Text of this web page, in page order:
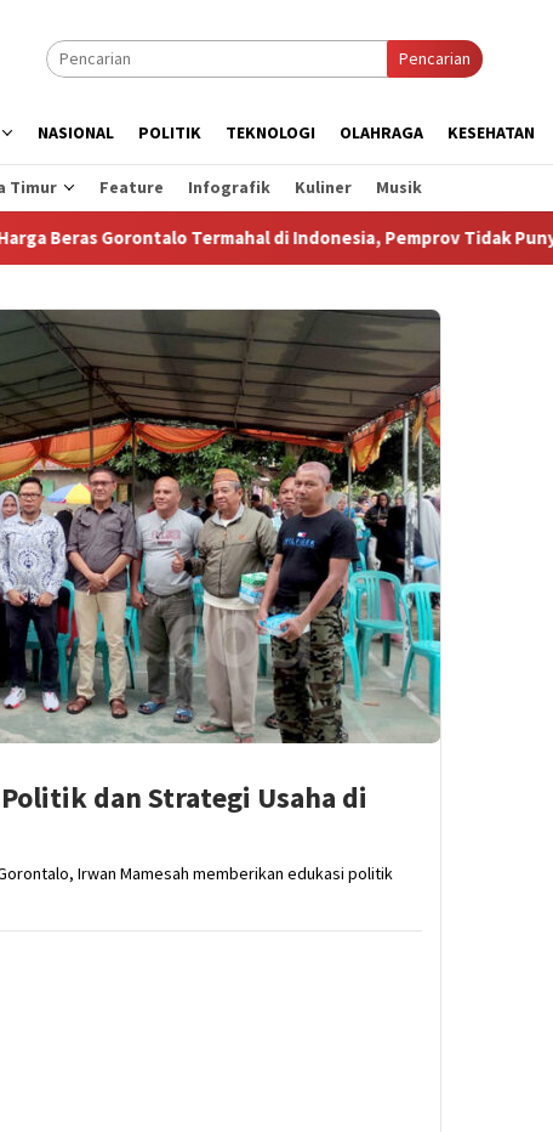
Pencarian
NASIONAL POLITIK TEKNOLOGI OLAHRAGA KESEHATAN
Timur Feature Infografik Kuliner Musik
Gorontalo Termahal di Indonesia, Pemprov Tidak Punya Solusi?
dan Strategi Usaha di
Irwan Mamesah memberikan edukasi politik